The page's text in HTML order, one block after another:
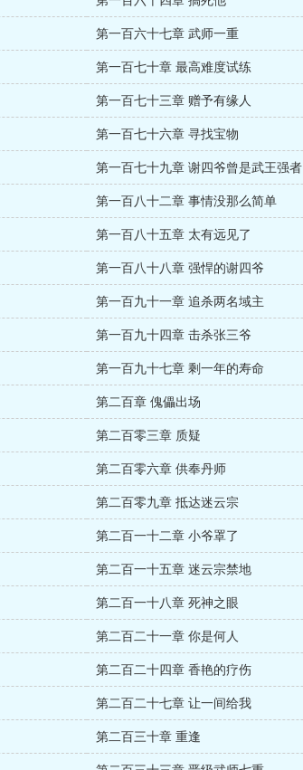
第一百六十七章 武师一重
第一百七十章 最高难度试练
第一百七十三章 赠予有缘人
第一百七十六章 寻找宝物
第一百七十九章 谢四爷曾是武王强者
第一百八十二章 事情没那么简单
第一百八十五章 太有远见了
第一百八十八章 强悍的谢四爷
第一百九十一章 追杀两名域主
第一百九十四章 击杀张三爷
第一百九十七章 剩一年的寿命
第二百章 傀儡出场
第二百零三章 质疑
第二百零六章 供奉丹师
第二百零九章 抵达迷云宗
第二百一十二章 小爷罩了
第二百一十五章 迷云宗禁地
第二百一十八章 死神之眼
第二百二十一章 你是何人
第二百二十四章 香艳的疗伤
第二百二十七章 让一间给我
第二百三十章 重逢